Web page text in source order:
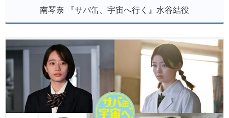
南琴奈 『サバ缶、宇宙へ行く』水谷結役